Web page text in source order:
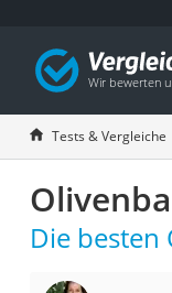
Tests & Vergleiche
Die besten